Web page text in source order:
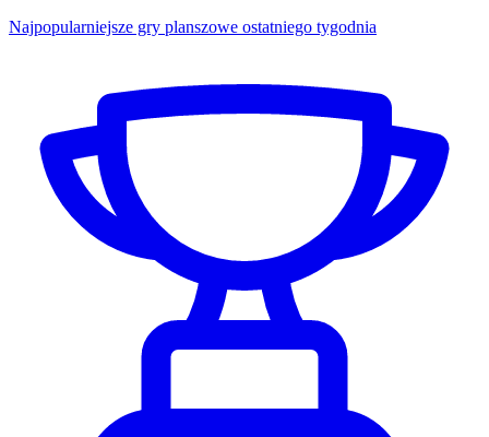
Najpopularniejsze gry planszowe ostatniego tygodnia